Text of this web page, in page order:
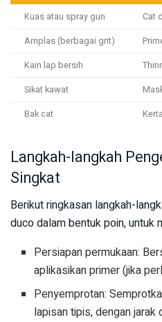
Kuas atau spray gun
Cat
Amplas (berbagai grit)
Kain lap bersih
Sikat kawat
Bak cat
Langkah-langkah
Singkat
Berikut ringkasan langkah-
duco dalam bentuk poin, untuk
Persiapan permukaan:
aplikasikan primer (jika
Penyemprotan:
lapisan tipis, dengan jarak